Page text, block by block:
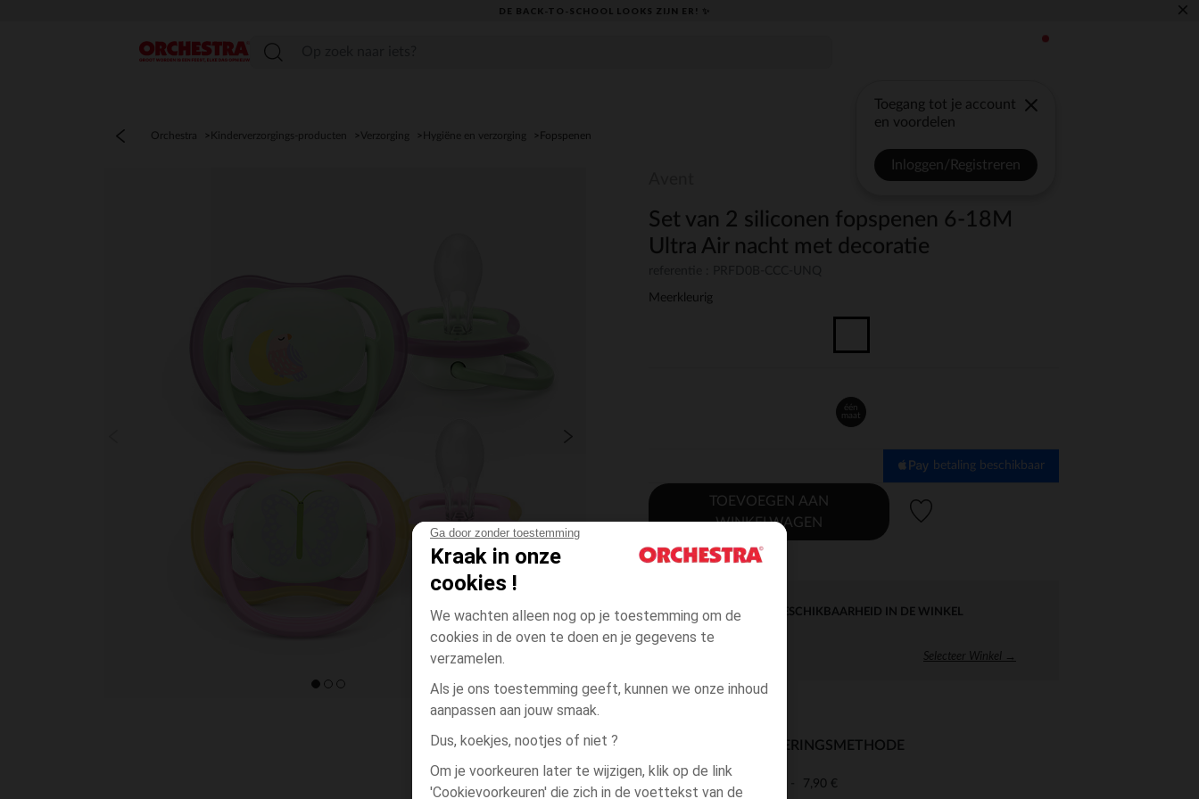
Ga door zonder toestemming
Kraak in onze
cookies !
We wachten alleen nog op je toestemming om de
cookies in de oven te doen en je gegevens te
verzamelen.
Als je ons toestemming geeft, kunnen we onze inhoud
aanpassen aan jouw smaak.
Dus, koekjes, nootjes of niet ?
Om je voorkeuren later te wijzigen, klik op de link
'Cookievoorkeuren' die zich in de voettekst van de
DE BACK-TO-SCHOOL LOOKS ZIJN ER! ✨ ×
menu
Toegang tot je account
en voordelen
Inloggen/Registreren
Orchestra Kinderverzorgings-producten Verzorging Hygiëne en verzorging Fopspenen
Set van 2 siliconen fopspenen 6-18M
Ultra Air nacht met decoratie
Meerkleurig
één
maat
betaling beschikbaar
TOEVOEGEN AAN
WINKELWAGEN
DIRECTE BESCHIKBAARHEID IN DE WINKEL
Selecteer Winkel →
BESCHIKBAARE LEVERINGSMETHODE
levering aan huis 7,90 €